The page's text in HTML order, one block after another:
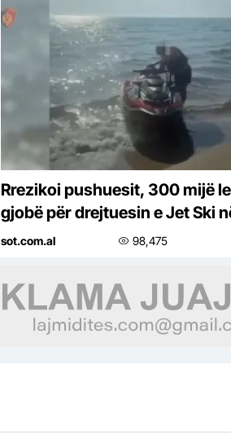
Rrezikoi pushuesit, 300 mijë
gjobë për drejtuesin e Jet Ski
Zvërnec
sot.com.al 98,475